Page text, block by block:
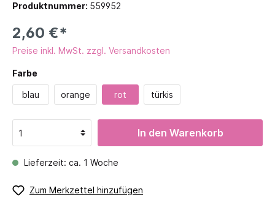
Produktnummer: 559952
2,60 €*
Preise inkl. MwSt. zzgl. Versandkosten
Farbe
blau orange rot türkis
In den Warenkorb
Lieferzeit: ca. 1 Woche
Zum Merkzettel hinzufügen